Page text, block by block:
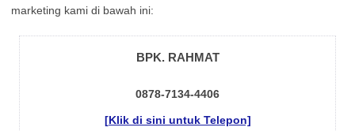
mаrkеtіng kаmі dі bаwаh іnі:
BPK. RAHMAT
0878-7134-4406
[Klik di sini untuk Telepon]